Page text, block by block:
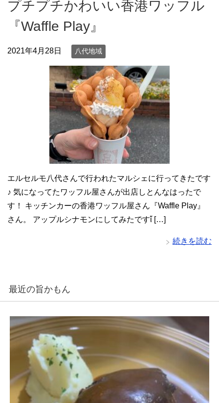
プチプチかわいい香港ワッフル
『Waffle Play』
2021年4月28日 八代地域
エルセルモ八代さんで行われたマルシェに行ってきたです
♪ 気になってたワッフル屋さんが出店しとんなはったで
す！ キッチンカーの香港ワッフル屋さん『Waffle Play』
さん。 アップルシナモンにしてみたですἴ […]
続きを読む
最近の旨かもん